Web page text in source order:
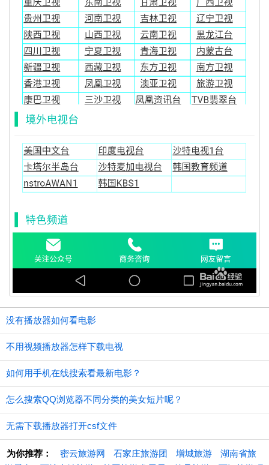
没有播放器如何看电影
不用视频播放器怎样下载电视
如何用手机在线搜索看最新电影？
怎么搜索QQ浏览器不同分类的美女短片呢？
无需下载播放器打开csf文件
为你推荐： 密云旅游网 石家庄旅游团 增城旅游
湖南省旅